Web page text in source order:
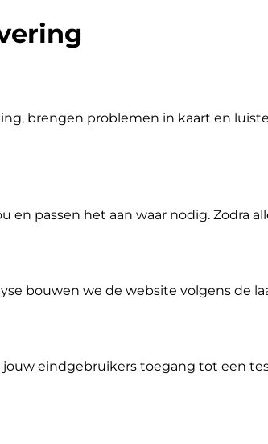
brengen problemen in kaart en
en passen het aan waar nodig. Zodra
bouwen we de website volgens de
eindgebruikers toegang tot een